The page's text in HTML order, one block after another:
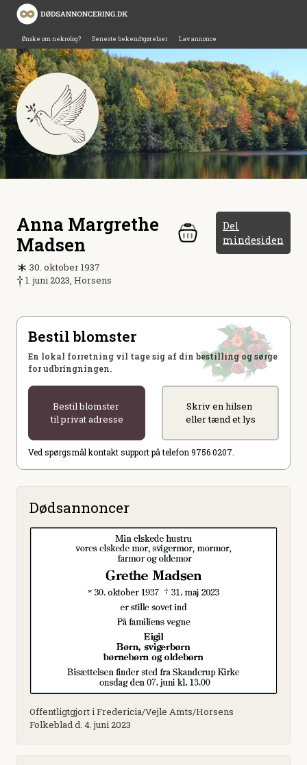
Ønske om nekrolog? Seneste bekendtgørelser Lav annonce
Anna Margrethe
Madsen
Del
mindesiden
30. oktober 1937
1. juni 2023, Horsens
Bestil blomster
En lokal forretning vil tage sig af din bestilling og sørge
for udbringningen.
Bestil blomster
til privat adresse
Skriv en hilsen
eller tænd et lys
Ved spørgsmål kontakt support på telefon 9756 0207.
Dødsannoncer
Offentligtgjort i Fredericia/Vejle Amts/Horsens
Folkeblad d. 4. juni 2023